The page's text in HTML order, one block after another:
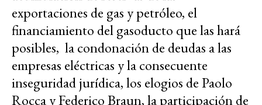
exportaciones de gas y petróleo, el
financiamiento del gasoducto que las hará
posibles, la condonación de deudas a las
empresas eléctricas y la consecuente
inseguridad jurídica, los elogios de Paolo
Rocca y Federico Braun, la participación de